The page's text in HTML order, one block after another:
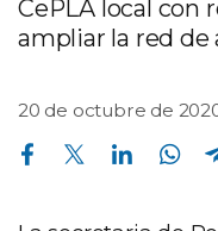
CePLA local con
ampliar la red de
20 de octubre de
Compartir en Facebook Compartir en Twitter Compartir en Linkedin Compartir en Whatsapp